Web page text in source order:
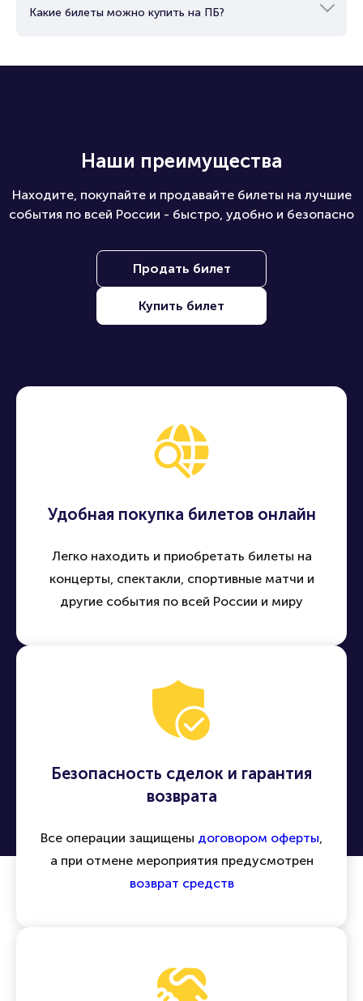
Какие билеты можно купить на ПБ?
Наши преимущества
Находите, покупайте и продавайте билеты на лучшие
события по всей России - быстро, удобно и безопасно
Продать билет
Купить билет
Удобная покупка билетов онлайн
Легко находить и приобретать билеты на
концерты, спектакли, спортивные матчи и
другие события по всей России и миру
Безопасность сделок и гарантия
возврата
Все операции защищены договором оферты,
а при отмене мероприятия предусмотрен
возврат средств